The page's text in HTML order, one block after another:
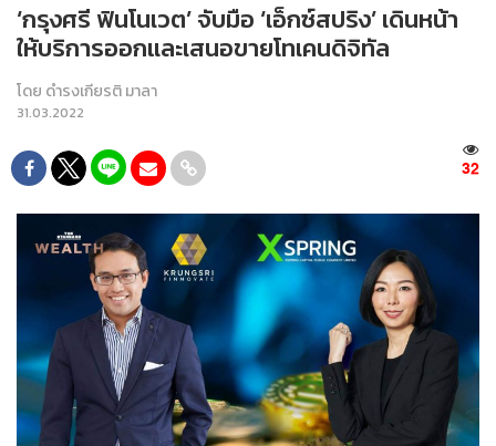
‘กรุงศรี ฟินโนเวต’ จับมือ ‘เอ็กซ์สปริง’ เดินหน้า
ให้บริการออกและเสนอขายโทเคนดิจิทัล
โดย ดำรงเกียรติ มาลา
31.03.2022
32